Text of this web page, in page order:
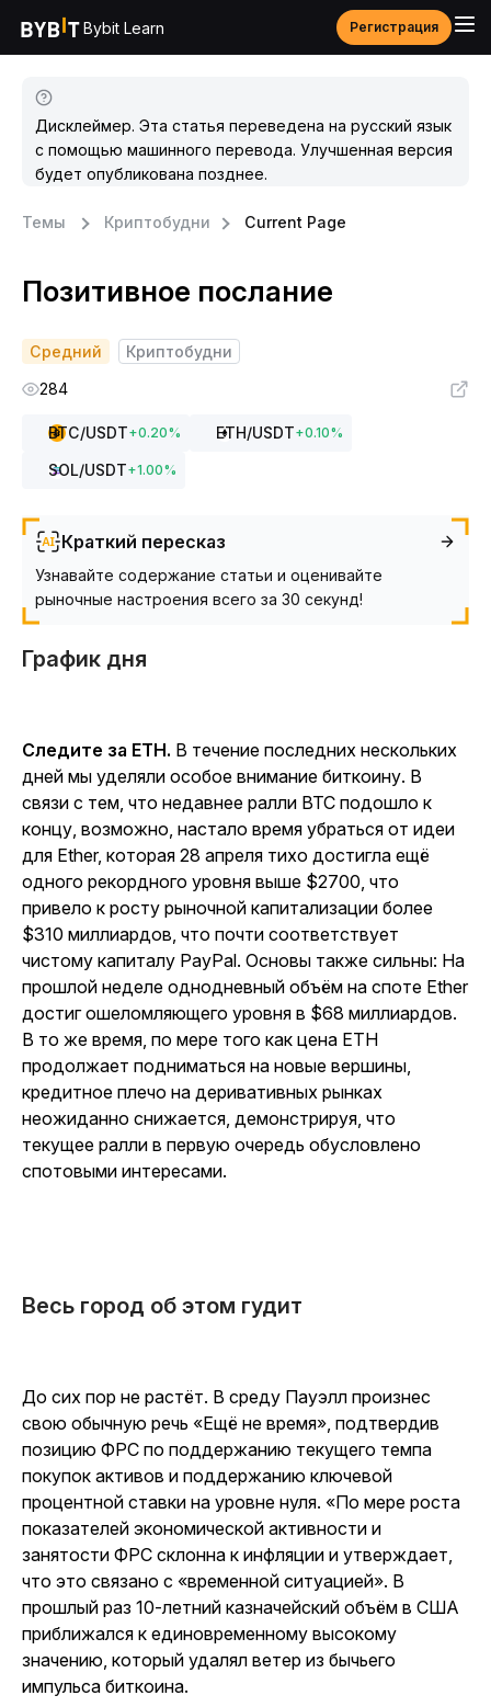
Bybit Learn Регистрация
Дисклеймер. Эта статья переведена на русский язык
с помощью машинного перевода. Улучшенная версия
будет опубликована позднее.
Темы Криптобудни Current Page
Позитивное послание
Средний
Криптобудни
284
BTC/USDT+0.20% ETH/USDT+0.10%
SOL/USDT+1.00%
Краткий пересказ
Узнавайте содержание статьи и оценивайте
рыночные настроения всего за 30 секунд!
График дня
Следите за ETH. В течение последних нескольких
дней мы уделяли особое внимание биткоину. В
связи с тем, что недавнее ралли BTC подошло к
концу, возможно, настало время убраться от идеи
для Ether, которая 28 апреля тихо достигла ещё
одного рекордного уровня выше $2700, что
привело к росту рыночной капитализации более
$310 миллиардов, что почти соответствует
чистому капиталу PayPal. Основы также сильны: На
прошлой неделе однодневный объём на споте Ether
достиг ошеломляющего уровня в $68 миллиардов.
В то же время, по мере того как цена ETH
продолжает подниматься на новые вершины,
кредитное плечо на деривативных рынках
неожиданно снижается, демонстрируя, что
текущее ралли в первую очередь обусловлено
спотовыми интересами.
Весь город об этом гудит
До сих пор не растёт. В среду Пауэлл произнес
свою обычную речь «Ещё не время», подтвердив
позицию ФРС по поддержанию текущего темпа
покупок активов и поддержанию ключевой
процентной ставки на уровне нуля. «По мере роста
показателей экономической активности и
занятости ФРС склонна к инфляции и утверждает,
что это связано с «временной ситуацией». В
прошлый раз 10-летний казначейский объём в США
приближался к единовременному высокому
значению, который удалял ветер из бычьего
импульса биткоина.